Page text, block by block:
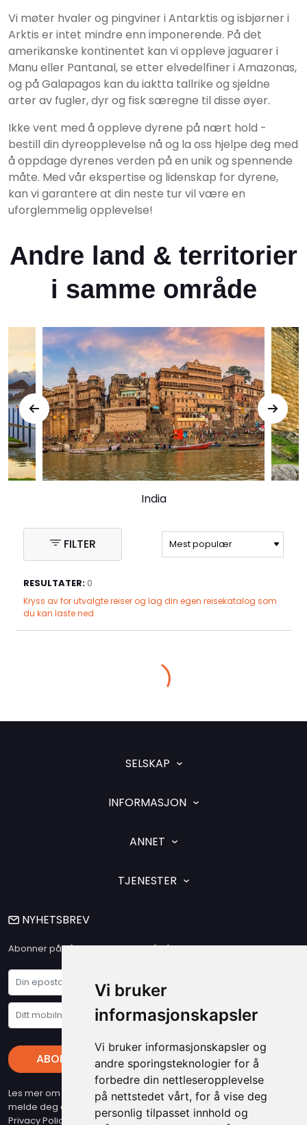
Vi bruker
informasjonskapsler
Vi bruker informasjonskapsler og
andre sporingsteknologier for å
forbedre din nettleseropplevelse
på nettstedet vårt, for å vise deg
personlig tilpasset innhold og
Vi møter hvaler og pingviner i Antarktis og isbjørner i
Arktis er intet mindre enn imponerende. På det
amerikanske kontinentet kan vi oppleve jaguarer i
Manu eller Pantanal, se etter elvedelfiner i Amazonas,
og på Galapagos kan du iaktta tallrike og sjeldne
arter av fugler, dyr og fisk særegne til disse øyer.
Ikke vent med å oppleve dyrene på nært hold -
bestill din dyreopplevelse nå og la oss hjelpe deg med
å oppdage dyrenes verden på en unik og spennende
måte. Med vår ekspertise og lidenskap for dyrene,
kan vi garantere at din neste tur vil være en
uforglemmelig opplevelse!
Andre land & territorier
i samme område
India
FILTER
RESULTATER:0
Kryss av for utvalgte reiser og lag din egen reisekatalog som
du kan laste ned
SELSKAP
INFORMASJON
ANNET
TJENESTER
NYHETSBREV
Abonner på vårt nyhetsbrev og få våre siste nyheter og tilbud
ABONNER
Les mer om vare "Privacy Policy" - Husk at du kan når som helst
melde deg av vart nyhetsbrev (beslyttet at reCAPTCHA, Google
Privacy Policy & Terms gjelder)